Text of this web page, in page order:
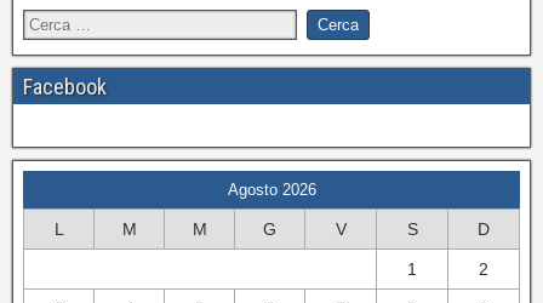
Facebook
Agosto 2026
L M M G V S D
1 2